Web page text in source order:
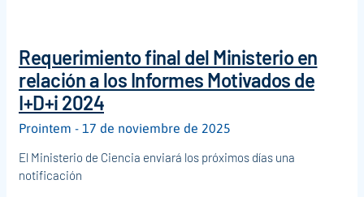
Requerimiento final del Ministerio en
relación a los Informes Motivados de
I+D+i 2024
Prointem
17 de noviembre de 2025
El Ministerio de Ciencia enviará los próximos días una
notificación